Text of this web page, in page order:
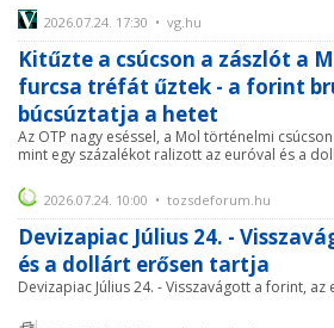
2026.07.24. 17:30 • vg.hu
Kitűzte a csúcson a zászlót a
furcsa tréfát űztek - a forint
búcsúztatja a hetet
Az OTP nagy eséssel, a Mol történelmi
mint egy százalékot ralizott az euróval és a
2026.07.24. 10:00 • tozsdeforum.hu
Devizapiac Július 24. -
és a dollárt erősen tartja
Devizapiac Július 24. - Visszavágott a forint,